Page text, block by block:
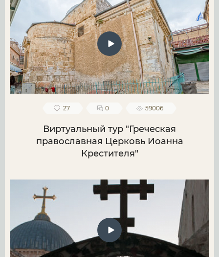
27 0 59006
Виртуальный тур "Греческая
православная Церковь Иоанна
Крестителя"